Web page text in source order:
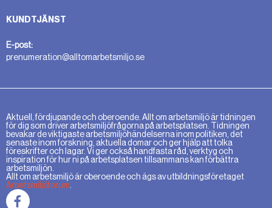
KUNDTJÄNST
E-post:
prenumeration@alltomarbetsmiljo.se
Aktuell, fördjupande och oberoende. Allt om arbetsmiljö är tidningen
för dig som driver arbetsmiljöfrågorna på arbetsplatsen. Tidningen
bevakar de viktigaste arbetsmiljöhändelserna inom politiken, det
senaste inom forskning, aktuella domar och ger hjälp att tolka
föreskrifter och lagar. Vi ger också handfasta råd, verktyg och
inspiration för hur ni på arbetsplatsen tillsammans kan förbättra
arbetsmiljön.
Allt om arbetsmiljö är oberoende och ägs av utbildningsföretaget
Arbetsmiljöforum